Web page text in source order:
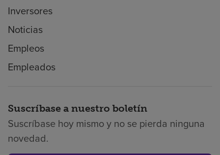
Inversores
Noticias
Empleos
Empleados
Suscríbase a nuestro boletín
Suscríbase hoy mismo y no se pierda ninguna
novedad.